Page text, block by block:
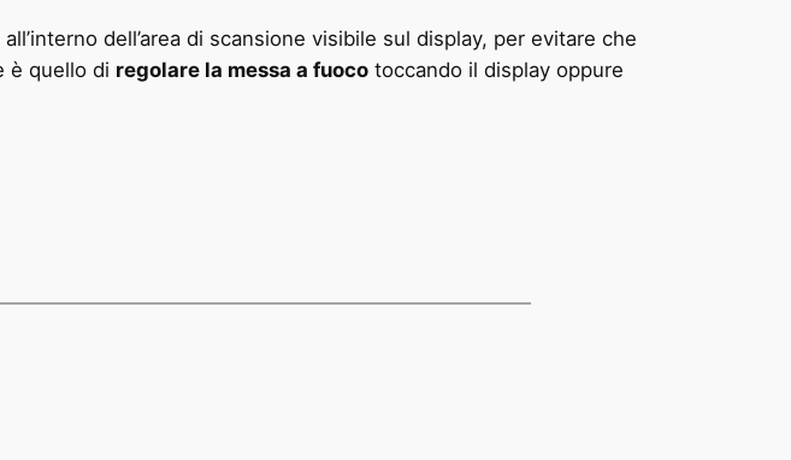
dell’area di scansione visibile sul display, per evitare che
è quello di regolare la messa a fuoco toccando il display oppure